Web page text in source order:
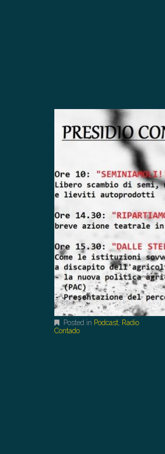
Posted in Podcast, Radio
Contado